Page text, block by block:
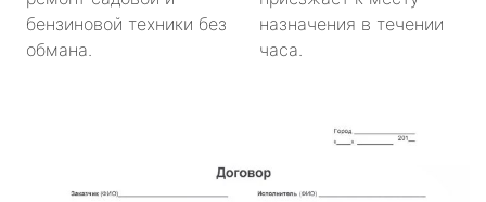
бензиновой техники без
обмана.
назначения в течении
часа.